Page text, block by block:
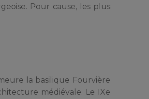
Pour cause, les plus
la basilique Fourvière
médiévale. Le IXe